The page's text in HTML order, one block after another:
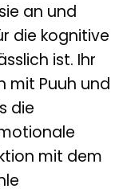
an und
die kognitive
ist. Ihr
mit Puuh und
die
mit dem